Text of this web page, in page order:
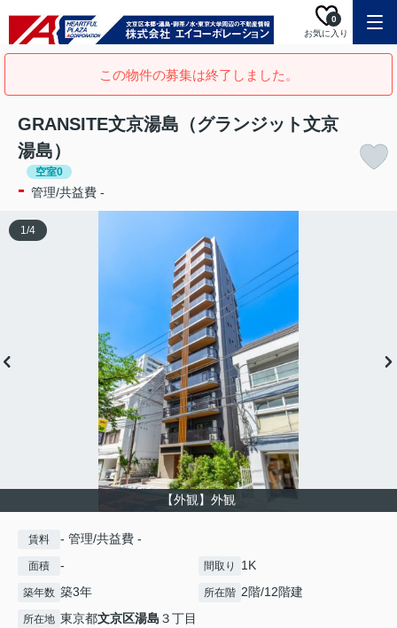
お気に入り
0
この物件の募集は終了しました。
GRANSITE文京湯島（グランジット文京
湯島）
空室0
- 管理/共益費 -
【外観】外観
1/4
賃料 - 管理/共益費 -
面積 - 間取り 1K
築年数 築3年 所在階 2階/12階建
所在地 東京都文京区湯島 ３丁目